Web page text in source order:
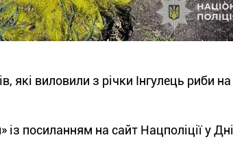
які виловили з річки Інгулець риби
посиланням на сайт Нацполіції у